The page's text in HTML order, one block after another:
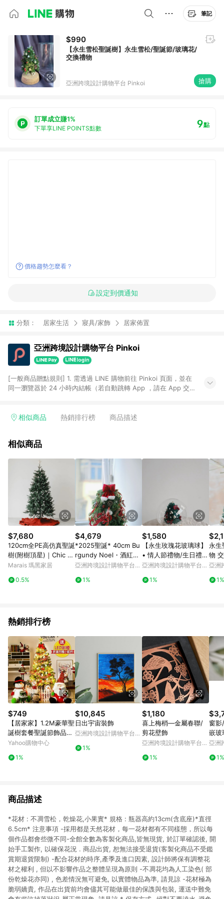
筆記
$990
【永生雪松聖誕樹】永生雪松/聖誕節/玻璃花/
交換禮物
亞洲跨境設計購物平台 Pinkoi 搶購
訂單成立賺1%
下單享LINE POINTS點數 9點
價格趨勢怎麼看？
設定到價通知
分類： 居家生活 寢具/家飾 居家佈置
亞洲跨境設計購物平台 Pinkoi
[一般商品贈點規則] 1. 需透過 LINE 購物前往 Pinkoi 頁面，並在
同一瀏覽器於 24 小時內結帳（若自動跳轉 App ，請在 App 交
回饋訂單不得享有 Pinkoi 站方優惠，例如首購優惠，P coins，
行為，不具贈點資格，部分退款不在此限。 6. APP 請更新至
貨後 45 天後發送。 8. 群眾募資商品，禮物卡，開館保證金，補
運費，攤位費等不具贈點資格。 9. LINE 購物站上之商品規格、
顏色、價位、贈品如與 Pinkoi 商品資訊頁及購物車不符，以
Pinkoi 購物商品資訊頁及購物車標示為準。 10. 點數紅包使用規
則請以點數紅包活動說明為準。 11. 若於 LINE 購物前往 Pinkoi
頁面後才首次下載 Pinkoi APP 並完成訂單，不符合導購資格；承
上，首次下載 Pinkoi APP 後，需透過 LINE 購物前往 Pinkoi 頁
面，方享導購資格。
相似商品 熱銷排行榜 商品描述
相似商品
$7,680
120cm全PE高仿真聖誕
樹(附樹頂星)｜Chic Li
ving希朵聖誕市集
Marais 瑪黑家居
0.5%
$4,679
*2025聖誕* 40cm Bu
rgundy Noel・酒紅款
聖誕樹
亞洲跨境設計購物平台
1%
$1,580
【永生玫瑰花玻璃球】
• 情人節禮物/生日禮
物/永生花/永生玫瑰花
亞洲跨境設計購物平台
1%
永生
物
亞洲
1%
熱銷排行榜
$749
【居家家】1.2M豪華聖
誕樹套餐聖誕節飾品耶
誕節裝飾品大型家用商
Yahoo購物中心
1%
$10,845
日出宇宙裝飾
亞洲跨境設計購物平台
1%
$1,180
喜上梅梢―金屬春聯/
剪花壁飾
亞洲跨境設計購物平台
1%
窗
嵌玻
亞洲
1%
商品描述
*花材 : 不凋雪松，乾燥花,小果實* 規格 : 瓶器高約13cm(含底座)*直徑
6.5cm* 注意事項 -採用都是天然花材，每一花材都有不同樣態，所以每
個作品都會些微不同-全館全數為客製化商品,皆無現貨, 於訂單確認後, 開
始手工製作, 以確保花況 . 商品出貨, 恕無法接受退貨(客製化商品不受鑑
賞期退貨限制) -配合花材的時序,產季及進口因素, 設計師將保有調整花
材之權利 , 但以不影響作品之整體呈現為原則 -不凋花均為人工染色( 部
份乾燥花亦同) , 色差情況無可避免, 以實體物品為準, 請見諒 -花材極為
脆弱嬌貴, 作品在出貨前均會儘其可能做最佳的保謢與包裝, 運送中難免